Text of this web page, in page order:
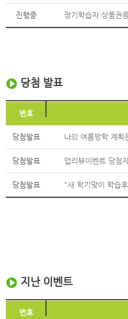
진행중 장기학습자 상품권
당첨 발표
번호
당첨발표 나의 여름방학 계획
당첨발표 앱리뷰이벤트 당첨
당첨발표 "새 학기맞이 학습
지난 이벤트
번호